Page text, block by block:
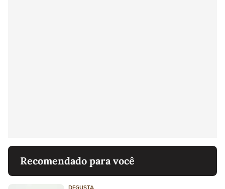
Recomendado para você